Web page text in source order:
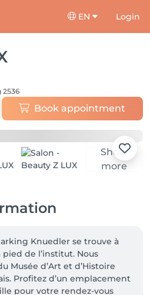
EN Login
2536
Book appointment
Show
more
Knuedler se trouve à
de l’institut. Nous
Musée d’Art et d’Histoire
Profitez d’un emplacement
pour votre rendez-vous